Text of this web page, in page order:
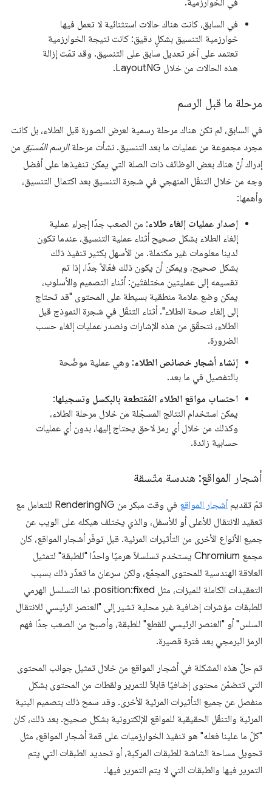
في السابق، كانت هناك حالات استثنائية لا تعمل فيها
خوارزمية التنسيق بشكلٍ دقيق: كانت نتيجة الخوارزمية
تعتمد على آخر تعديل سابق على التنسيق. وقد تمّت إزالة
هذه الحالات من خلال LayoutNG.
مرحلة ما قبل الرسم
في السابق، لم تكن هناك مرحلة رسمية لعرض الصورة قبل الطلاء، بل كانت
مجرد مجموعة من عمليات ما بعد التنسيق. نشأت مرحلةالرسم المُسبَق من
إدراك أنّ هناك بعض الوظائف ذات الصلة التي يمكن تنفيذها على أفضل
وجه من خلال التنقّل المنهجي في شجرة التنسيق بعد اكتمال التنسيق،
وأهمها:
إصدار عمليات إلغاء طلاء: من الصعب جدًا إجراء عملية
إلغاء الطلاء بشكل صحيح أثناء عملية التنسيق، عندما تكون
لدينا معلومات غير مكتملة. من الأسهل بكثير تنفيذ ذلك
بشكل صحيح، ويمكن أن يكون ذلك فعّالاً جدًا، إذا تم
تقسيمه إلى عمليتين مختلفتَين: أثناء التصميم والأسلوب،
يمكن وضع علامة منطقية بسيطة على المحتوى "قد تحتاج
إلى إلغاء صحة الطلاء". أثناء التنقّل في شجرة النموذج قبل
الطلاء، نتحقّق من هذه الإشارات ونصدر عمليات إلغاء حسب
الضرورة.
إنشاء أشجار خصائص الطلاء: وهي عملية موضّحة
بالتفصيل في ما بعد.
احتساب مواقع الطلاء المُقتطعة بالبكسل وتسجيلها:
يمكن استخدام النتائج المسجّلة من خلال مرحلة الطلاء،
وكذلك من خلال أي رمز لاحق يحتاج إليها، بدون أي عمليات
حسابية زائدة.
أشجار المواقع: هندسة متّسقة
تمّ تقديمأشجار المواقع
في وقت مبكر من RenderingNG للتعامل مع
تعقيد الانتقال للأعلى أو للأسفل، والذي يختلف هيكله على الويب عن
جميع الأنواع الأخرى من التأثيرات المرئية. قبل توفّر أشجار المواقع، كان
مجمع Chromium يستخدم تسلسلاً هرميًا واحدًا "للطبقة" لتمثيل
العلاقة الهندسية للمحتوى المجمّع، ولكن سرعان ما تعذّر ذلك بسبب
التعقيدات الكاملة للميزات، مثل position:fixed. نما التسلسل الهرمي
للطبقات مؤشرات إضافية غير محلية تشير إلى "العنصر الرئيسي للانتقال
السلس" أو "العنصر الرئيسي للقطع" للطبقة، وأصبح من الصعب جدًا فهم
الرمز البرمجي بعد فترة قصيرة.
تم حلّ هذه المشكلة في أشجار المواقع من خلال تمثيل جوانب المحتوى
التي تتضمّن محتوى إضافيًا قابلاً للتمرير ولقطات من المحتوى بشكل
منفصل عن جميع التأثيرات المرئية الأخرى. وقد سمح ذلك بتصميم البنية
المرئية والتنقّل الحقيقية للمواقع الإلكترونية بشكل صحيح. بعد ذلك، كان
"كلّ ما علينا فعله" هو تنفيذ الخوارزميات على قمة أشجار المواقع، مثل
تحويل مساحة الشاشة للطبقات المركبة، أو تحديد الطبقات التي يتم
التمرير فيها والطبقات التي لا يتم التمرير فيها.